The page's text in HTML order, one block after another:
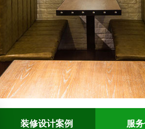
装修设计案例 服